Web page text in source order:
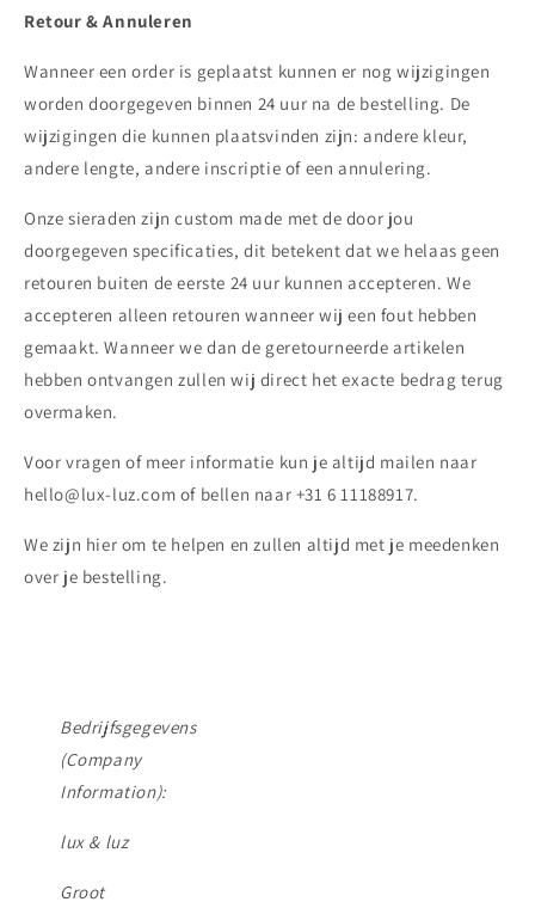
Retour & Annuleren
Wanneer een order is geplaatst kunnen er nog wijzigingen
worden doorgegeven binnen 24 uur na de bestelling. De
wijzigingen die kunnen plaatsvinden zijn: andere kleur,
andere lengte, andere inscriptie of een annulering.
Onze sieraden zijn custom made met de door jou
doorgegeven specificaties, dit betekent dat we helaas geen
retouren buiten de eerste 24 uur kunnen accepteren. We
accepteren alleen retouren wanneer wij een fout hebben
gemaakt. Wanneer we dan de geretourneerde artikelen
hebben ontvangen zullen wij direct het exacte bedrag terug
overmaken.
Voor vragen of meer informatie kun je altijd mailen naar
hello@lux-luz.com of bellen naar +31 6 11188917.
We zijn hier om te helpen en zullen altijd met je meedenken
over je bestelling.
Bedrijfsgegevens
(Company
Information):
lux & luz
Groot